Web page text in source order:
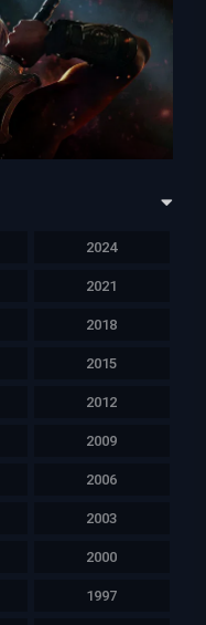
2024
2021
2018
2015
2012
2009
2006
2003
2000
1997